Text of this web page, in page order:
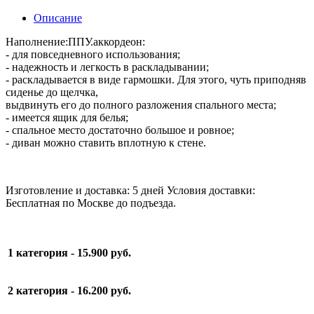
Описание
Наполнение:ППУ.аккордеон:
- для повседневного использования;
- надежность и легкость в раскладывании;
- раскладывается в виде гармошки. Для этого, чуть приподняв
сиденье до щелчка,
выдвинуть его до полного разложения спального места;
- имеется ящик для белья;
- спальное место достаточно большое и ровное;
- диван можно ставить вплотную к стене.
Изготовление и доставка: 5 дней Условия доставки:
Бесплатная по Москве до подъезда.
1 категория - 15.900 руб.
2 категория - 16.200 руб.